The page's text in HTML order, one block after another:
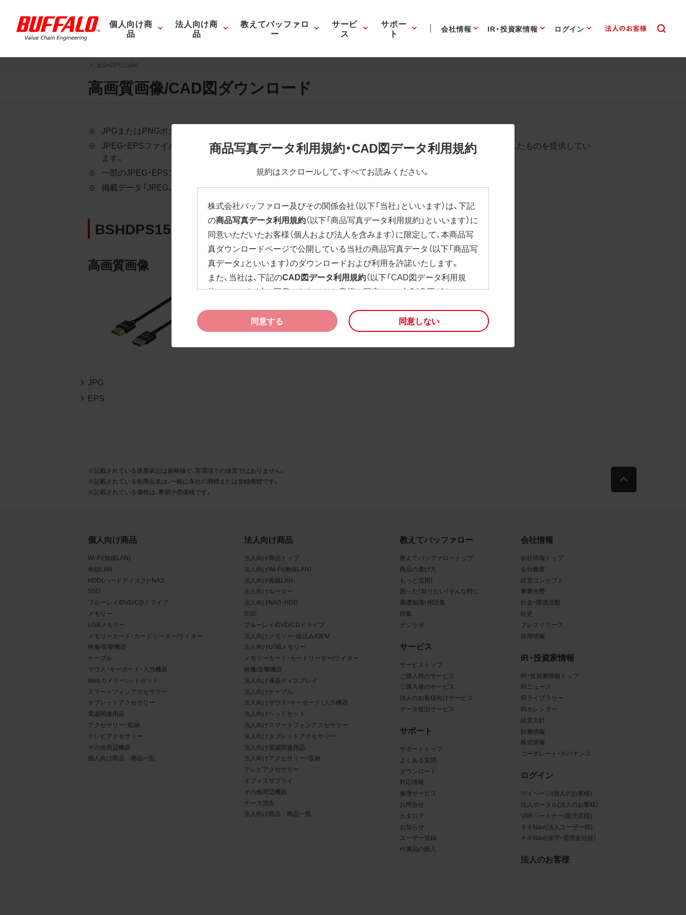
個人向け商
品
法人向け商
品
教えてバッファロ
ー
サービ
ス
サポー
ト 会社情報 IR・投資家情報 ログイン
BSHDPS15BK
高画質画像/CAD図ダウンロード
商品写真データ利用規約・CAD図データ利用規約
規約はスクロールして、すべてお読みください。
株式会社バッファロー及びその関係会社（以下「当社」といいます）は、下記
の商品写真データ利用規約（以下「商品写真データ利用規約」といいます）に
同意いただいたお客様（個人および法人を含みます）に限定して、本商品写
真ダウンロードページで公開している当社の商品写真データ（以下「商品写
真データ」といいます）のダウンロードおよび利用を許諾いたします。
また、当社は、下記のCAD図データ利用規約（以下「CAD図データ利用規
約」といいます）に同意いただいたお客様に限定して、本CAD図ダウンロー
ます）の利用を許諾いたします。
お客様が「同意する」ボタンをクリックされた場合、商品写真データ利用規
約及びCAD図データ利用規約に同意いただいたものとみなされます。
ることに同意します。
2.利用許諾
る場合に限り商品写真データを複製、送信可能化して利用できます。当社
からの個別の同意を得た場合を除き、上記の目的、利用方法以外に商品写真
データを利用することはできません。
3.遵守事項
お客様は、商品写真データの利用に際し、次の各号に掲げる事項を遵守する
ものとします。
商品写真データの全部又は一部の譲渡、貸与、再利用許諾、改変、著作
権表示の除去等をしないこと
商品写真データに表示されている当社商品についての情報（社名、商
品名等）を併記する等の方法により、商品写真データに表示されてい
る商品が、当社の商品であることを特定できる表示を行うこと
商品写真データに著作権表示、ラベル、商標その他のマークがある場
合、それらを除去しないこと
商品写真データを当社HPのトップページ以外のサイトとのリンクと
して利用しないこと
商品写真データを他社のロゴ又は他社商品等に近づけて掲記するな
どして、当社と提携、協力関係等にあるとの示唆や誤解を生じさせう
る態様の利用を行わないこと
その他、当社の運営するサイトではないと看者が判断することを困難
とするような態様で、商品写真データを利用しないこと
当社は、商品写真データの正確性、完全性、適合性、有用性、最新性、第三者
同意する 同意しない
JPGまたはPNGボタンを押すと画像の表示。EPSボタンを押すと圧縮ファイルのダウンロードが始まります。
JPEG・EPSファイルにはパスが設定されています。画像編集の際に便利です。PNG画像は原則として背景を透過したものを提供してい
ます。
一部のJPEG・EPSファイルにはパスが設定されていない場合があります。ご了承ください。
掲載データ「JPEG、PNG : 低解像度(RGBカラー)」 「EPS : 高解像度(CMYKカラー)」
BSHDPS15BK
高画質画像
JPG
EPS
※記載されている速度表記は規格値で、実環境での速度ではありません。
※記載されている各商品名は、一般に各社の商標または登録商標です。
※記載されている価格は、希望小売価格です。
個人向け商品
Wi-Fi(無線LAN)
有線LAN
HDD(ハードディスク)・NAS
SSD
ブルーレイ/DVD/CDドライブ
メモリー
USBメモリー
メモリーカード・カードリーダー/ライター
映像/音響機器
ケーブル
マウス・キーボード・入力機器
Webカメラ・ヘッドセット
スマートフォンアクセサリー
タブレットアクセサリー
電源関連用品
アクセサリー・収納
テレビアクセサリー
その他周辺機器
個人向け商品 商品一覧
法人向け商品
法人向け商品トップ
法人向けWi-Fi(無線LAN)
法人向け有線LAN
法人向けルーター
法人向けNAS・HDD
SSD
ブルーレイ/DVD/CDドライブ
法人向けメモリー・組込み/OEM
法人向けUSBメモリー
メモリーカード・カードリーダー/ライター
映像/音響機器
法人向け液晶ディスプレイ
法人向けケーブル
法人向けマウス・キーボード・入力機器
法人向けヘッドセット
法人向けスマートフォンアクセサリー
法人向けタブレットアクセサリー
法人向け電源関連用品
法人向けアクセサリー・収納
テレビアクセサリー
オフィスサプライ
その他周辺機器
データ消去
法人向け商品 商品一覧
教えてバッファロー
教えてバッファロートップ
商品の選び方
もっと活用！
困った！知りたい！そんな時に
基礎知識・用語集
特集
デジラボ
サービス
サービストップ
ご購入時のサービス
ご購入後のサービス
法人のお客様向けサービス
データ復旧サービス
サポート
サポートトップ
よくある質問
ダウンロード
対応情報
修理サービス
お問合せ
カタログ
お知らせ
ユーザー登録
付属品の購入
会社情報
会社情報トップ
会社概要
経営コンセプト
事業分野
社会・環境活動
社史
プレスリリース
採用情報
IR・投資家情報
IR・投資家情報トップ
IRニュース
IRライブラリー
IRカレンダー
経営方針
財務情報
株式情報
コーポレート・ガバナンス
ログイン
マイページ(個人のお客様)
法人ポータル(法人のお客様)
VARパートナー(販売店様)
キキNavi(法人ユーザー様)
キキNavi(保守・管理会社様)
法人のお客様